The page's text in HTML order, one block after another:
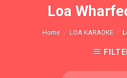
Loa
Home / LOA KARAOKE /